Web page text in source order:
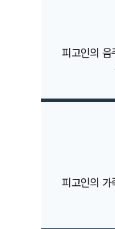
피고인의
피고인의